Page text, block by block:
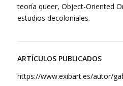
teoría queer, Object-Oriented
estudios decoloniales.
ARTÍCULOS PUBLICADOS
https://www.exibart.es/autor/